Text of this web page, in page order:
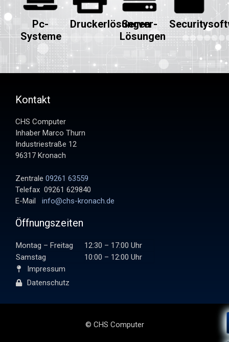
Pc-
Systeme
Druckerlösungen
Server-
Lösungen
Kontakt
CHS Computer
Inhaber Marco Thurn
Industriestraße 12
96317 Kronach
Zentrale 09261 63559
Telefax 09261 629840
E-Mail
info@chs-kronach.de
Öffnungszeiten
Montag – Freitag
12:30 – 17:00 Uhr
Samstag
10:00 – 12:00 Uhr
Impressum
Datenschutz
© CHS Computer